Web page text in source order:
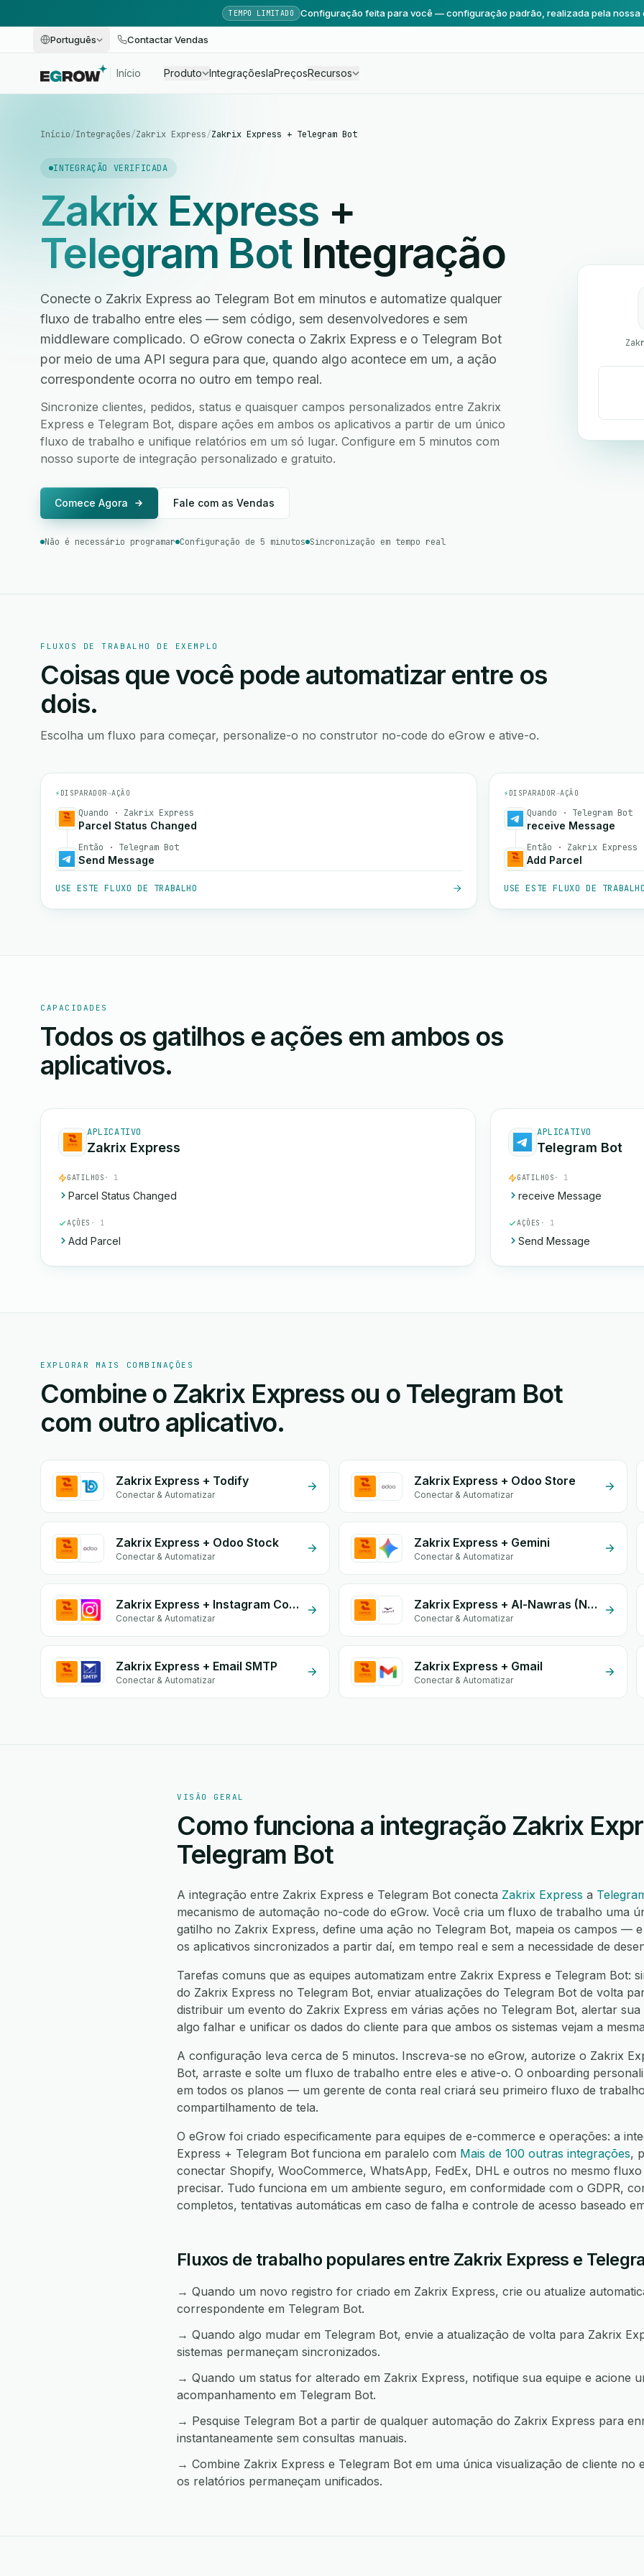
TEMPO LIMITADO Configuração feita para você — configuração padrão, realizada pela nossa
Português Contactar Vendas
Início Produto IntegraçõesIaPreçosRecursos
Início/Integrações/Zakrix Express/Zakrix Express + Telegram Bot
INTEGRAÇÃO VERIFICADA
Zakrix Express +
Telegram Bot Integração
Conecte o Zakrix Express ao Telegram Bot em minutos e automatize qualquer
fluxo de trabalho entre eles — sem código, sem desenvolvedores e sem
middleware complicado. O eGrow conecta o Zakrix Express e o Telegram Bot
por meio de uma API segura para que, quando algo acontece em um, a ação
correspondente ocorra no outro em tempo real.
Sincronize clientes, pedidos, status e quaisquer campos personalizados entre Zakrix
Express e Telegram Bot, dispare ações em ambos os aplicativos a partir de um único
fluxo de trabalho e unifique relatórios em um só lugar. Configure em 5 minutos com
nosso suporte de integração personalizado e gratuito.
Comece Agora Fale com as Vendas
Não é necessário programar Configuração de 5 minutos Sincronização em tempo real
FLUXOS DE TRABALHO DE EXEMPLO
Coisas que você pode automatizar entre os
dois.
Escolha um fluxo para começar, personalize-o no construtor no-code do eGrow e ative-o.
⚡ DISPARADOR→AÇÃO
Quando · Zakrix Express
Parcel Status Changed
Então · Telegram Bot
Send Message
USE ESTE FLUXO DE TRABALHO
⚡ DISPARADOR→AÇÃO
Quando · Telegram Bot
receive Message
Então · Zakrix Express
Add Parcel
USE ESTE FLUXO DE
CAPACIDADES
Todos os gatilhos e ações em ambos os
aplicativos.
APLICATIVO
Zakrix Express
GATILHOS · 1
Parcel Status Changed
AÇÕES · 1
Add Parcel
APLICATIVO
Telegram Bot
GATILHOS · 1
receive Message
AÇÕES · 1
Send Message
EXPLORAR MAIS COMBINAÇÕES
Combine o Zakrix Express ou o Telegram Bot
com outro aplicativo.
Zakrix Express + Todify
Conectar & Automatizar
Zakrix Express + Odoo Store
Conectar & Automatizar
Zakrix Express + Odoo Stock
Conectar & Automatizar
Zakrix Express + Gemini
Conectar & Automatizar
Zakrix Express + Instagram Comment
Conectar & Automatizar
Zakrix Express + Al-Nawras (Nawris)
Conectar & Automatizar
Zakrix Express + Email SMTP
Conectar & Automatizar
Zakrix Express + Gmail
Conectar & Automatizar
VISÃO GERAL
Como funciona a integração Zakrix
Telegram Bot
A integração entre Zakrix Express e Telegram Bot conecta Zakrix Express a
mecanismo de automação no-code do eGrow. Você cria um fluxo de trabalho uma
gatilho no Zakrix Express, define uma ação no Telegram Bot, mapeia os campos —
os aplicativos sincronizados a partir daí, em tempo real e sem a necessidade de
Tarefas comuns que as equipes automatizam entre Zakrix Express e Telegram Bot:
do Zakrix Express no Telegram Bot, enviar atualizações do Telegram Bot de volta
distribuir um evento do Zakrix Express em várias ações no Telegram Bot, alertar
algo falhar e unificar os dados do cliente para que ambos os sistemas vejam a
A configuração leva cerca de 5 minutos. Inscreva-se no eGrow, autorize o Zakrix
Bot, arraste e solte um fluxo de trabalho entre eles e ative-o. O onboarding
em todos os planos — um gerente de conta real criará seu primeiro fluxo de
compartilhamento de tela.
O eGrow foi criado especificamente para equipes de e-commerce e operações: a
Express + Telegram Bot funciona em paralelo com Mais de 100 outras integrações,
conectar Shopify, WooCommerce, WhatsApp, FedEx, DHL e outros no mesmo
precisar. Tudo funciona em um ambiente seguro, em conformidade com o GDPR,
completos, tentativas automáticas em caso de falha e controle de acesso baseado
Fluxos de trabalho populares entre Zakrix Express e
→ Quando um novo registro for criado em Zakrix Express, crie ou atualize
correspondente em Telegram Bot.
→ Quando algo mudar em Telegram Bot, envie a atualização de volta para Zakrix
sistemas permaneçam sincronizados.
→ Quando um status for alterado em Zakrix Express, notifique sua equipe e acione
acompanhamento em Telegram Bot.
→ Pesquise Telegram Bot a partir de qualquer automação do Zakrix Express para
instantaneamente sem consultas manuais.
→ Combine Zakrix Express e Telegram Bot em uma única visualização de cliente no
os relatórios permaneçam unificados.